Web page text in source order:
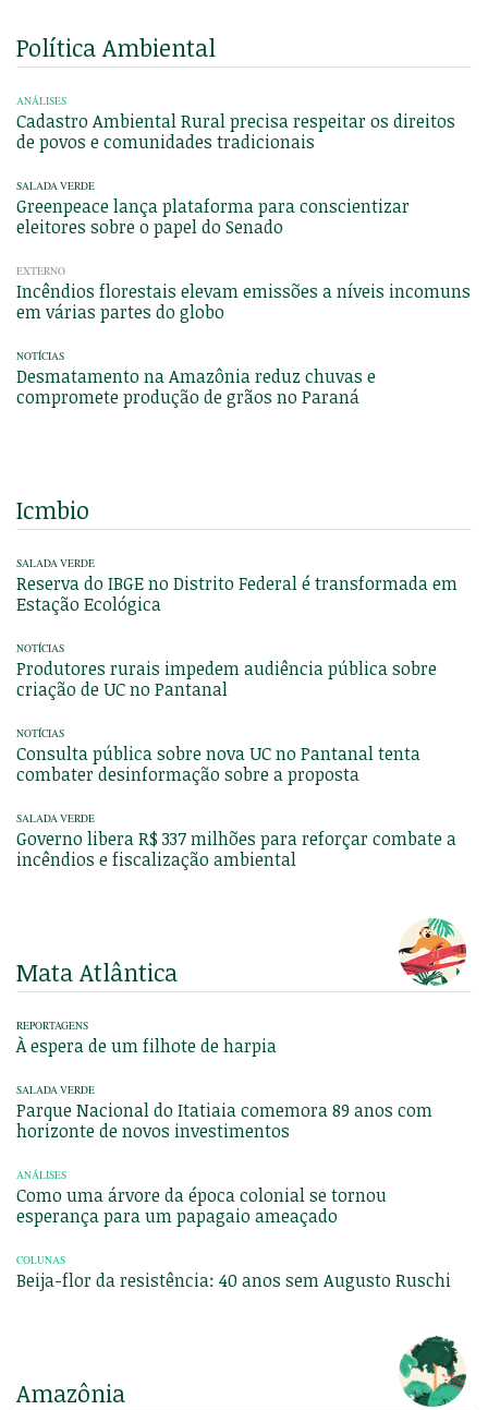
Política Ambiental
ANÁLISES
Cadastro Ambiental Rural precisa respeitar os direitos
de povos e comunidades tradicionais
SALADA VERDE
Greenpeace lança plataforma para conscientizar
eleitores sobre o papel do Senado
EXTERNO
Incêndios florestais elevam emissões a níveis incomuns
em várias partes do globo
NOTÍCIAS
Desmatamento na Amazônia reduz chuvas e
compromete produção de grãos no Paraná
Icmbio
SALADA VERDE
Reserva do IBGE no Distrito Federal é transformada em
Estação Ecológica
NOTÍCIAS
Produtores rurais impedem audiência pública sobre
criação de UC no Pantanal
NOTÍCIAS
Consulta pública sobre nova UC no Pantanal tenta
combater desinformação sobre a proposta
SALADA VERDE
Governo libera R$ 337 milhões para reforçar combate a
incêndios e fiscalização ambiental
Mata Atlântica
REPORTAGENS
À espera de um filhote de harpia
SALADA VERDE
Parque Nacional do Itatiaia comemora 89 anos com
horizonte de novos investimentos
ANÁLISES
Como uma árvore da época colonial se tornou
esperança para um papagaio ameaçado
COLUNAS
Beija-flor da resistência: 40 anos sem Augusto Ruschi
Amazônia